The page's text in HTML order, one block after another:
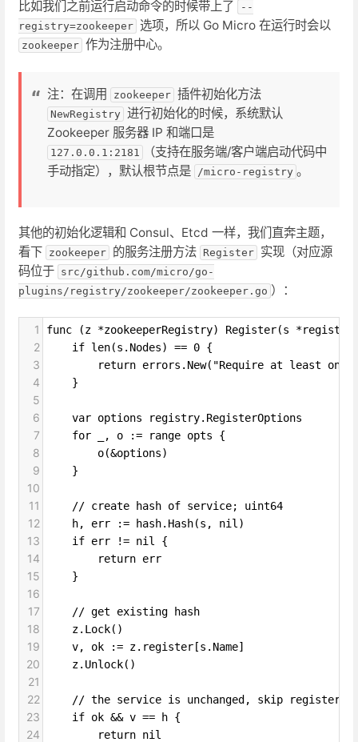
比如我们之前运行启动命令的时候带上了
--
registry=zookeeper 选项，所以 Go Micro 在运行时会以
zookeeper 作为注册中心。
注：在调用 zookeeper 插件初始化方法
NewRegistry 进行初始化的时候，系统默认
Zookeeper 服务器 IP 和端口是
127.0.0.1:2181
（支持在服务端/客户端启动代码中
手动指定），默认根节点是 /micro-registry 。
其他的初始化逻辑和 Consul、Etcd 一样，我们直奔主题，
看下 zookeeper 的服务注册方法 Register 实现（对应源
码位于 src/github.com/micro/go-
plugins/registry/zookeeper/zookeeper.go ）：
1 func (z *zookeeperRegistry) Register(s
2 if len(s.Nodes) == 0 {
3 return errors.New("Require at least one
4 }
5
6
var options registry.RegisterOptions
7 for _, o := range opts {
8 o(&options)
9 }
10
11
// create hash of service; uint64
12 h, err := hash.Hash(s, nil)
13 if err != nil {
14 return err
15 }
16
17
// get existing hash
18 z.Lock()
19 v, ok := z.register[s.Name]
20 z.Unlock()
21
22
// the service is unchanged, skip
23 if ok && v == h {
24 return nil